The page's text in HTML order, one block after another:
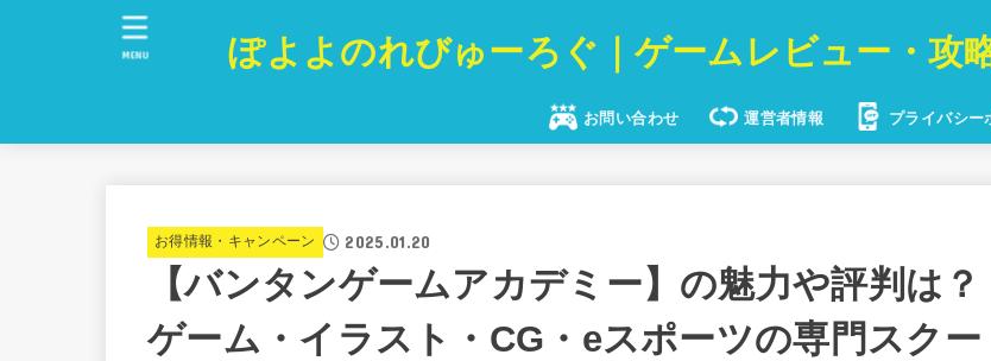
ぽよよのれびゅーろぐ｜ゲームレビュー・攻
お問い合わせ 運営者情報 プライバシー
MENU
お得情報・キャンペーン 2025.01.20
【バンタンゲームアカデミー】の魅力や評判は？
ゲーム・イラスト・CG・eスポーツの専門スクー